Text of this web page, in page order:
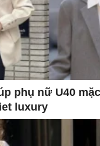
phụ nữ U40
luxury